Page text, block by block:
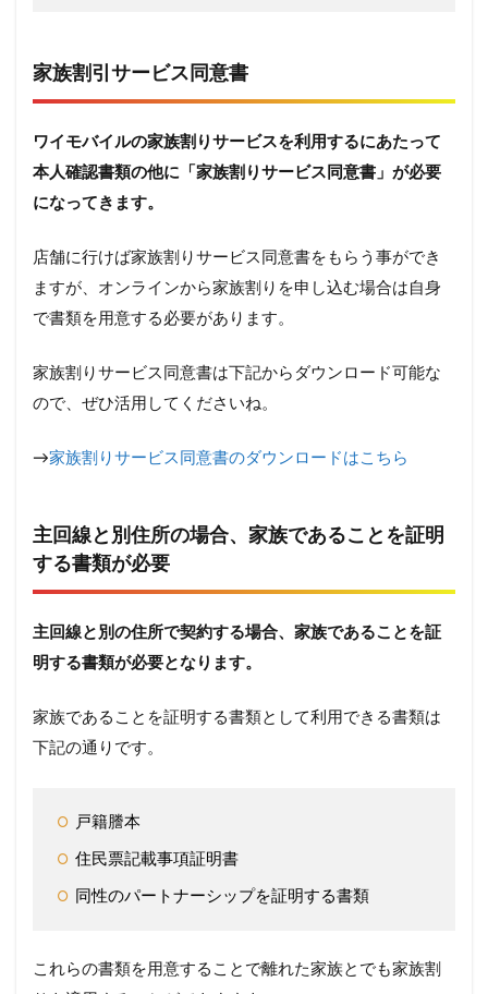
家族割引サービス同意書
ワイモバイルの家族割りサービスを利用するにあたって
本人確認書類の他に「家族割りサービス同意書」が必要
になってきます。
店舗に行けば家族割りサービス同意書をもらう事ができ
ますが、オンラインから家族割りを申し込む場合は自身
で書類を用意する必要があります。
家族割りサービス同意書は下記からダウンロード可能な
ので、ぜひ活用してくださいね。
→家族割りサービス同意書のダウンロードはこちら
主回線と別住所の場合、家族であることを証明
する書類が必要
主回線と別の住所で契約する場合、家族であることを証
明する書類が必要となります。
家族であることを証明する書類として利用できる書類は
下記の通りです。
戸籍謄本
住民票記載事項証明書
同性のパートナーシップを証明する書類
これらの書類を用意することで離れた家族とでも家族割